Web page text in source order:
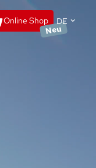
Online Shop
Neu
DE